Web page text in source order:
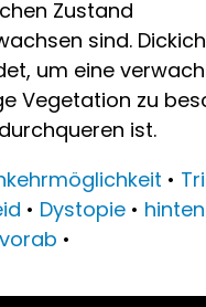
Zustand
sind.
um eine
Vegetation zu
ist.
•
• Dystopie • hinten
vorab •